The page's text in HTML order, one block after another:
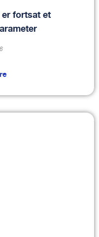
fortsat et